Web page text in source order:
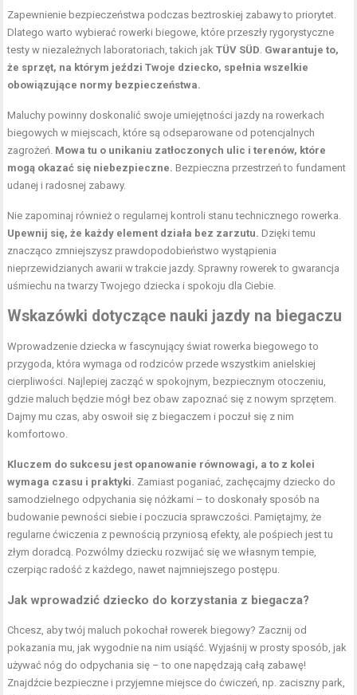
Zapewnienie bezpieczeństwa podczas beztroskiej zabawy to priorytet.
Dlatego warto wybierać rowerki biegowe, które przeszły rygorystyczne
testy w niezależnych laboratoriach, takich jakTÜV SÜD Gwarantuje to,
że sprzęt, na którym jeździ Twoje dziecko, spełnia wszelkie
obowiązujące normy bezpieczeństwa.
Maluchy powinny doskonalić swoje umiejętności jazdy na rowerkach
biegowych w miejscach, które są odseparowane od potencjalnych
zagrożeń. Mowa tu o unikaniu zatłoczonych ulic i terenów, które
mogą okazać się niebezpieczne. Bezpieczna przestrzeń to fundament
udanej i radosnej zabawy.
Nie zapominaj również o regularnej kontroli stanu technicznego rowerka.
Upewnij się, że każdy element działa bez zarzutu. Dzięki temu
znacząco zmniejszysz prawdopodobieństwo wystąpienia
nieprzewidzianych awarii w trakcie jazdy. Sprawny rowerek to gwarancja
uśmiechu na twarzy Twojego dziecka i spokoju dla Ciebie.
Wskazówki dotyczące nauki jazdy na biegaczu
Wprowadzenie dziecka w fascynujący świat rowerka biegowego to
przygoda, która wymaga od rodziców przede wszystkim anielskiej
cierpliwości. Najlepiej zacząć w spokojnym, bezpiecznym otoczeniu,
gdzie maluch będzie mógł bez obaw zapoznać się z nowym sprzętem.
Dajmy mu czas, aby oswoił się z biegaczem i poczuł się z nim
komfortowo.
Kluczem do sukcesu jest opanowanie równowagi, a to z kolei
wymaga czasu i praktyki. Zamiast poganiać, zachęcajmy dziecko do
samodzielnego odpychania się nóżkami – to doskonały sposób na
budowanie pewności siebie i poczucia sprawczości. Pamiętajmy, że
regularne ćwiczenia z pewnością przyniosą efekty, ale pośpiech jest tu
złym doradcą. Pozwólmy dziecku rozwijać się we własnym tempie,
czerpiąc radość z każdego, nawet najmniejszego postępu.
Jak wprowadzić dziecko do korzystania z biegacza?
Chcesz, aby twój maluch pokochał rowerek biegowy? Zacznij od
pokazania mu, jak wygodnie na nim usiąść. Wyjaśnij w prosty sposób, jak
używać nóg do odpychania się – to one napędzają całą zabawę!
Znajdźcie bezpieczne i przyjemne miejsce do ćwiczeń, np. zaciszny park,